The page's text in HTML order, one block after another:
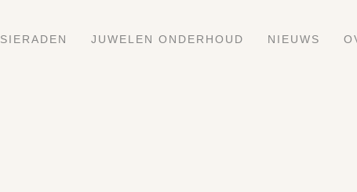
SIERADEN JUWELEN ONDERHOUD NIEUWS